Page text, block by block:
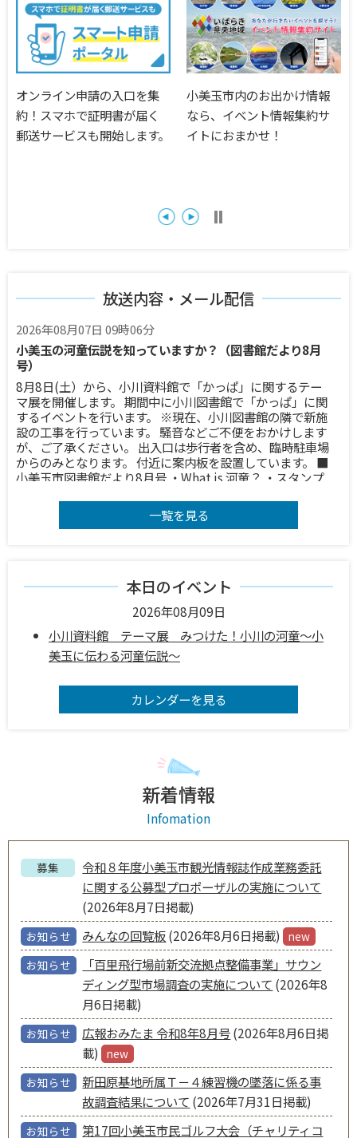
小美玉市内のお出かけ情報
なら、イベント情報集約サ
イトにおまかせ！
シン・いばらきメシ総選挙
2024で「ダイヤモンブラ
ン」がスイーツ部門のグラ
放送内容・メール配信
一覧を見る
2026年08月07日 09時06分
小美玉の河童伝説を知っていますか？（図書館だより8月
号）
8月8日(土）から、小川資料館で「かっぱ」に関するテー
マ展を開催します。 期間中に小川図書館で「かっぱ」に関
するイベントを行います。 ※現在、小川図書館の隣で新施
設の工事を行っています。 騒音などご不便をおかけします
が、ご了承ください。 出入口は歩行者を含め、臨時駐車場
からのみとなります。 付近に案内板を設置しています。 ■
小美玉市図書館だより8月号 ・What is 河童？ ・スタンプ
新刊図書 ・開館カレンダー 図書館だより8月号↓
https://lib.city.omitama.lg.jp/0352/info-0000010164-
58-5828
火災情報 （鎮火報）
火災情報：鎮火報 種 別：建物火災 鎮火時刻：18時20
波状況等によりメールが前後することがあります。記載し
た時間をご確認ください。
火災情報： (出火報) 種 別： 建物火災 出火時刻： 18時
02分頃 発生場所：小美玉市高崎 晴風園の里 北側 付近
出場消防団：第３中隊 ※電波状況等によりメールが前後す
ることがあります。記載した時間をご確認ください。
2026年08月06日 12時07分
広報おみたま8月号は「茨城空港から空の旅へ」特集です
もっと小美玉を語りたくなるマガジン「広報おみたま8月
号」を発行しました。 今回の特集は「茨城空港から空の旅
へ（国内編）」です。 令和7年に旅客者数が過去最多を更
新した茨城空港のおすすめスポットをご紹介しています。
さらに、茨城空港から行ける７つの就航地の魅力をお届け
します。 ■目次 P2-5 [特集]茨城空港から空の旅へ P6 発
見！わくワーク P7 小美玉の旬なわだい P8-14 おみたまト
ピックス（ランドセル展示会を開催、小美玉イーグルシニ
アが全国大会に出場、学校紹介：納場小学校・堅倉小学
校、ほか） P15 四季の歌 P16 謝さんの台日日記、市役所の
開庁時間を変更、4コマ小美玉暮らし ■広報紙（データ）
の閲覧方法 下記の方法で広報紙をご覧いただけます。 ▼電
子書籍 「ibaraki-ebooks」のサイト上で、無料閲覧できま
す。 https://www.ibaraki-ebooks.jp/?
area%5B%5D=%E5%B0%8F%E7%BE%8E%E7%8E%
本日のイベント
2026年08月09日
小川資料館 テーマ展 みつけた！小川の河童～小
美玉に伝わる河童伝説～
カレンダーを見る
新着情報
Infomation
募集
令和８年度小美玉市観光情報誌作成業務委託
に関する公募型プロポーザルの実施について
(2026年8月7日掲載)
お知らせ みんなの回覧板(2026年8月6日掲載)
new
お知らせ
「百里飛行場前新交流拠点整備事業」サウン
ディング型市場調査の実施について (2026年8
月6日掲載)
お知らせ 広報おみたま 令和8年8月号(2026年8月6日掲
載)
new
お知らせ
新田原基地所属Ｔ－４練習機の墜落に係る事
故調査結果について (2026年7月31日掲載)
お知らせ
第17回小美玉市民ゴルフ大会（チャリティコ